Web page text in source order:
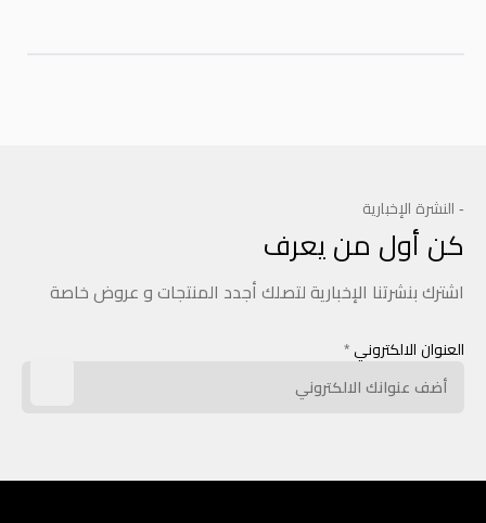
- النشرة الإخبارية
كن أول من يعرف
اشترك بنشرتنا الإخبارية لتصلك أجدد المنتجات و عروض خاصة
العنوان الالكتروني *